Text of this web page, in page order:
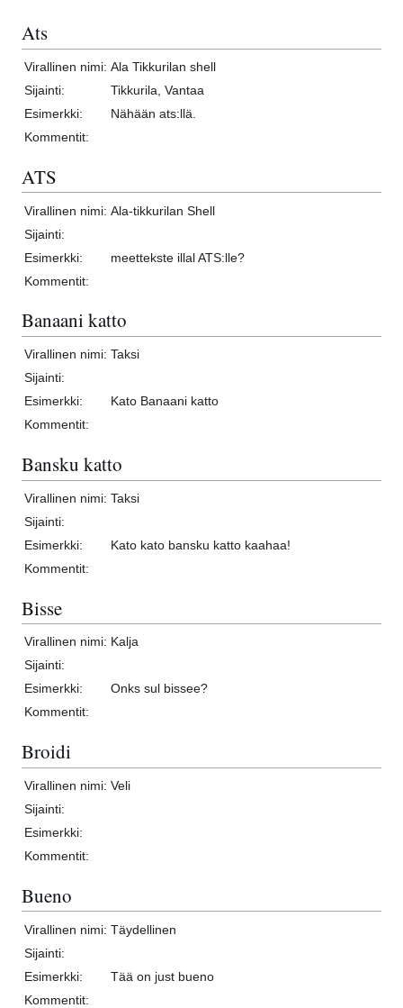
Ats
Virallinen nimi: Ala Tikkurilan shell
Sijainti:
Tikkurila, Vantaa
Esimerkki:
Nähään ats:llä.
Kommentit:
ATS
Virallinen nimi: Ala-tikkurilan Shell
Sijainti:
Esimerkki:
meettekste illal ATS:lle?
Kommentit:
Banaani katto
Virallinen nimi: Taksi
Sijainti:
Esimerkki:
Kato Banaani katto
Kommentit:
Bansku katto
Virallinen nimi: Taksi
Sijainti:
Esimerkki:
Kato kato bansku katto kaahaa!
Kommentit:
Bisse
Virallinen nimi: Kalja
Sijainti:
Esimerkki:
Onks sul bissee?
Kommentit:
Broidi
Virallinen nimi: Veli
Sijainti:
Esimerkki:
Kommentit:
Bueno
Virallinen nimi: Täydellinen
Sijainti:
Esimerkki:
Tää on just bueno
Kommentit: